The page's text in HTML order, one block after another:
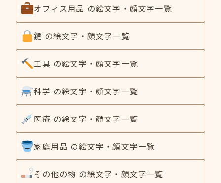
オフィス用品 の絵文字・顔文字一覧
鍵 の絵文字・顔文字一覧
工具 の絵文字・顔文字一覧
科学 の絵文字・顔文字一覧
医療 の絵文字・顔文字一覧
家庭用品 の絵文字・顔文字一覧
その他の物 の絵文字・顔文字一覧